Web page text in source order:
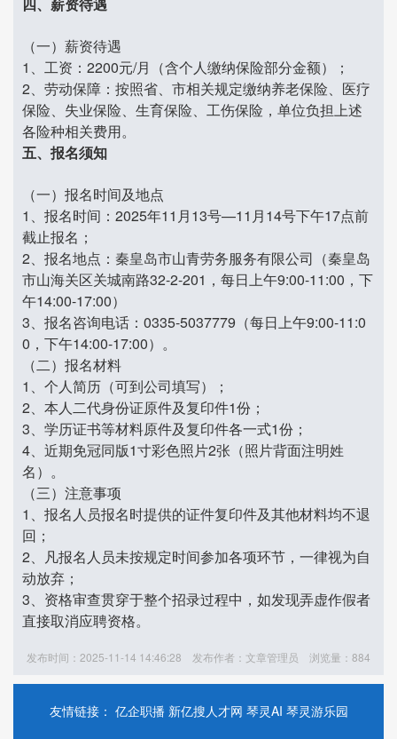
（一）薪资待遇
1、工资：2200元/月（含个人缴纳保险部分金额）；
2、劳动保障：按照省、市相关规定缴纳养老保险、医疗
保险、失业保险、生育保险、工伤保险，单位负担上述
各险种相关费用。
五、报名须知
（一）报名时间及地点
1、报名时间：2025年11月13号—11月14号下午17点前
截止报名；
2、报名地点：秦皇岛市山青劳务服务有限公司（秦皇岛
市山海关区关城南路32-2-201，每日上午9:00-11:00，下
午14:00-17:00）
3、报名咨询电话：0335-5037779（每日上午9:00-11:0
0，下午14:00-17:00）。
（二）报名材料
1、个人简历（可到公司填写）；
2、本人二代身份证原件及复印件1份；
3、学历证书等材料原件及复印件各一式1份；
4、近期免冠同版1寸彩色照片2张（照片背面注明姓
名）。
（三）注意事项
1、报名人员报名时提供的证件复印件及其他材料均不退
回；
2、凡报名人员未按规定时间参加各项环节，一律视为自
动放弃；
3、资格审查贯穿于整个招录过程中，如发现弄虚作假者
直接取消应聘资格。
发布时间：2025-11-14 14:46:28 发布作者：文章管理员 浏览量：884
友情链接： 亿企职播 新亿搜人才网 琴灵AI 琴灵游乐园